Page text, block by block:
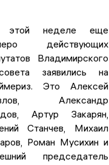
этой неделе еще
действующих
Владимирского
заявились на
Это Алексей
Александр
Артур Закарян,
Станчев, Михаил
Роман Мусихин и
председатель